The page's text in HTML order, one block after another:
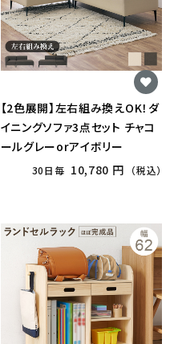
【2色展開】左右組み換えOK！ダ
イニングソファ3点セット チャコ
ールグレーorアイボリー
30日毎 10,780 円 （税込）